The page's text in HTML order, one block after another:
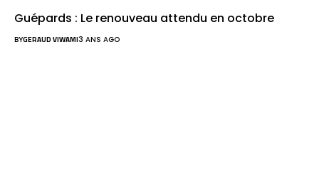
Guépards : Le renouveau attendu en octobre
BYGERAUD VIWAMI3 ANS AGO